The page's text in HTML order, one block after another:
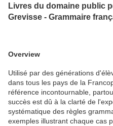
Livres du domaine public
Grevisse - Grammaire
Overview
Utilisé par des générations
dans tous les pays de la
référence incontournable,
succès est dû à la clarté de
systématique des règles
exemples illustrant chaque cas